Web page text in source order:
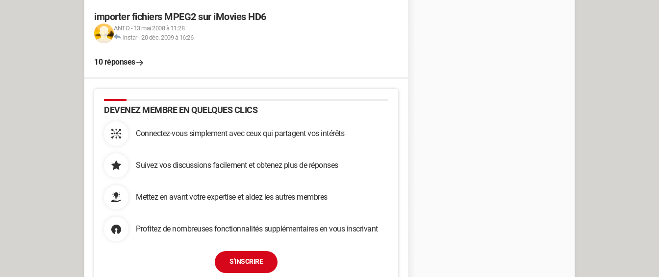
importer fichiers MPEG2 sur iMovies HD6
ANTO - 13 mai 2008 à 11:28
instar-20 déc. 2009 à 16:26
10 réponses
DEVENEZ MEMBRE EN QUELQUES CLICS
Connectez-vous simplement avec ceux qui partagent vos intérêts
Suivez vos discussions facilement et obtenez plus de réponses
Mettez en avant votre expertise et aidez les autres membres
Profitez de nombreuses fonctionnalités supplémentaires en vous inscrivant
S'INSCRIRE